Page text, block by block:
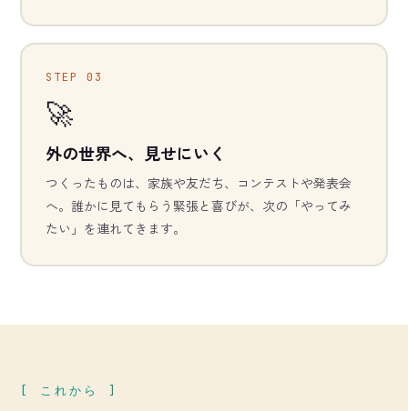
STEP 03
🚀
外の世界へ、見せにいく
つくったものは、家族や友だち、コンテストや発表会
へ。誰かに見てもらう緊張と喜びが、次の「やってみ
たい」を連れてきます。
[ これから ]